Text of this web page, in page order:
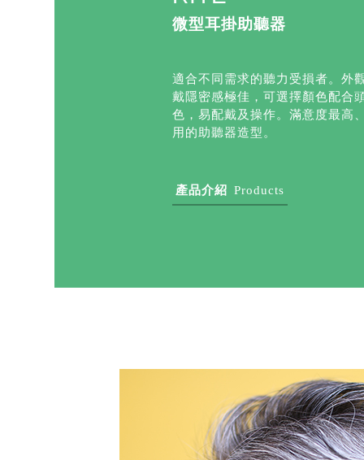
微型耳掛助聽器
適合不同需求的聽力受損者。外
戴隱密感極佳，可選擇顏色配合
色，易配戴及操作。滿意度最高
用的助聽器造型。
產品介紹 Products